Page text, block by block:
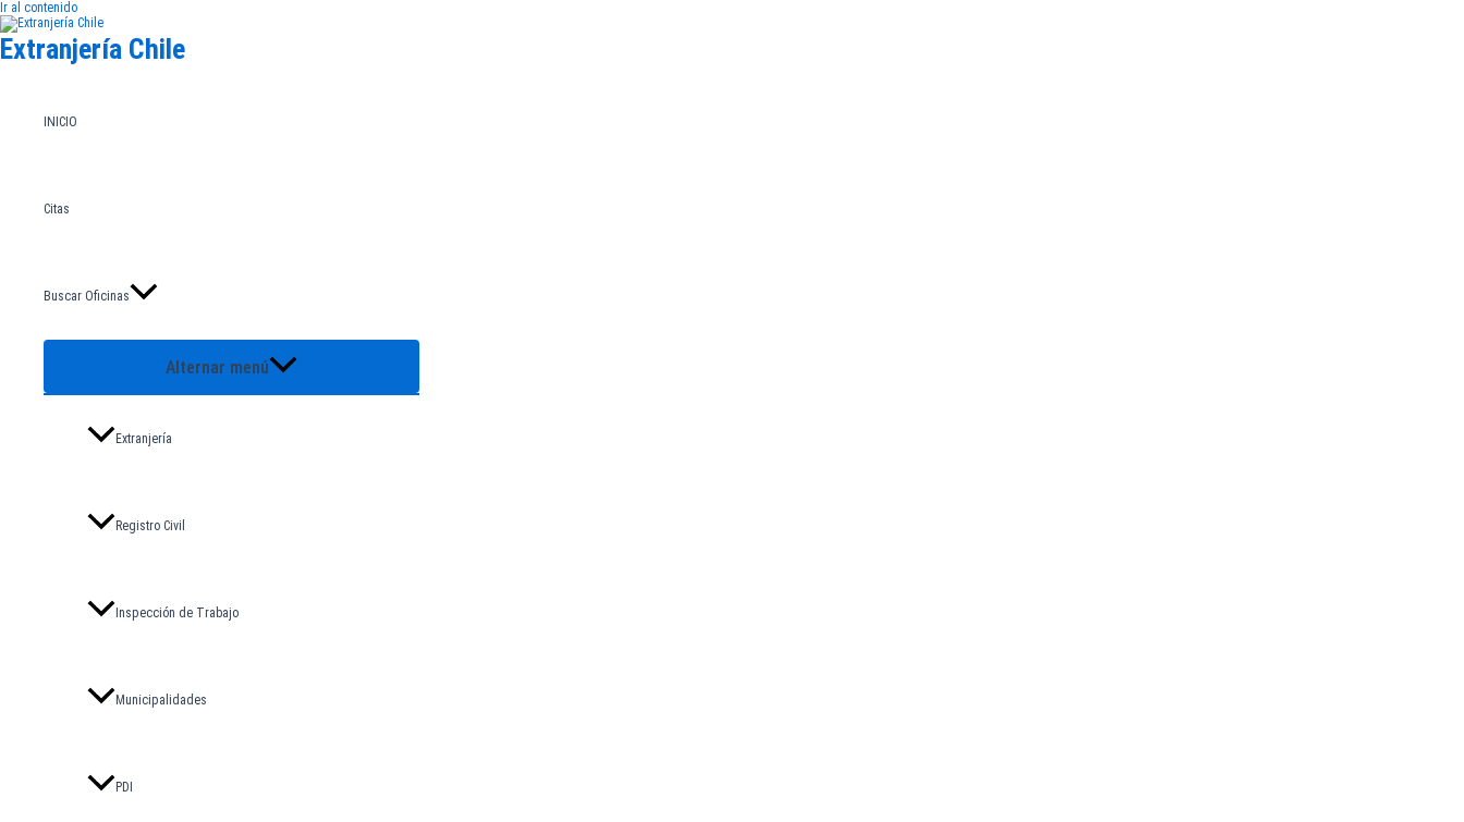
Ir al contenido
Extranjería Chile
INICIO
Citas
Buscar Oficinas
Alternar menú
Extranjería
Registro Civil
Inspección de Trabajo
Municipalidades
PDI